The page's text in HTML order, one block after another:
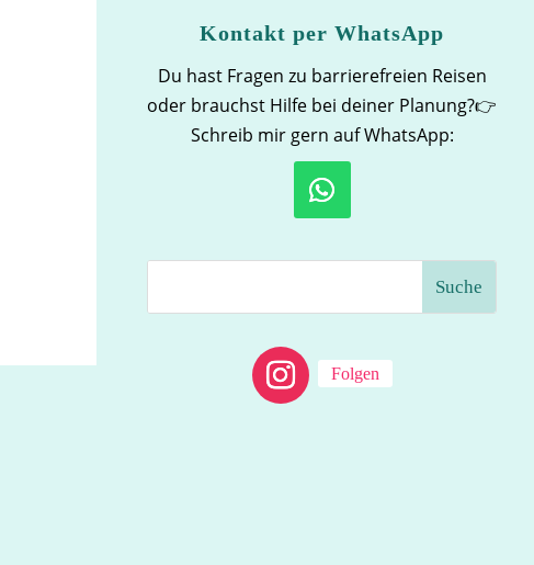
Kontakt per WhatsApp
Du hast Fragen zu barrierefreien Reisen
oder brauchst Hilfe bei deiner Planung?👉
Schreib mir gern auf WhatsApp:
Folgen